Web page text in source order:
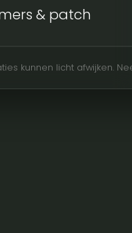
& patch
kunnen licht afwijken.